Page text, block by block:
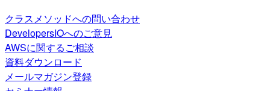
クラスメソッドへの問い合わせ
DevelopersIOへのご意見
AWSに関するご相談
資料ダウンロード
メールマガジン登録